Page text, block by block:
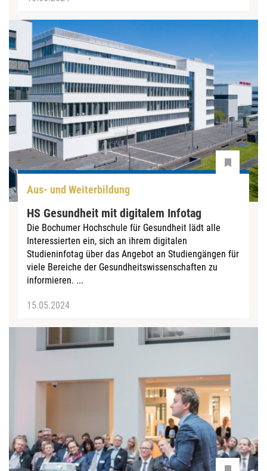
Aus- und Weiterbildung
HS Gesundheit mit digitalem Infotag
Die Bochumer Hochschule für Gesundheit lädt alle
Interessierten ein, sich an ihrem digitalen
Studieninfotag über das Angebot an Studiengängen für
viele Bereiche der Gesundheitswissenschaften zu
informieren. ...
15.05.2024